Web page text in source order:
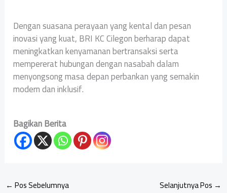
Dengan suasana perayaan yang kental dan pesan
inovasi yang kuat, BRI KC Cilegon berharap dapat
meningkatkan kenyamanan bertransaksi serta
mempererat hubungan dengan nasabah dalam
menyongsong masa depan perbankan yang semakin
modern dan inklusif.
Bagikan Berita
← Pos Sebelumnya Selanjutnya Pos →